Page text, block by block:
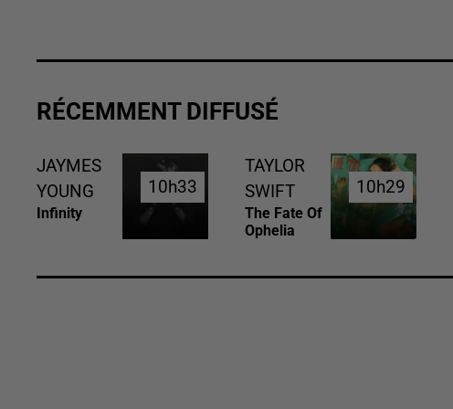
RÉCEMMENT DIFFUSÉ
JAYMES
YOUNG
Infinity
10h33
10h33
TAYLOR
SWIFT
The Fate Of
Ophelia
10h29
10h29